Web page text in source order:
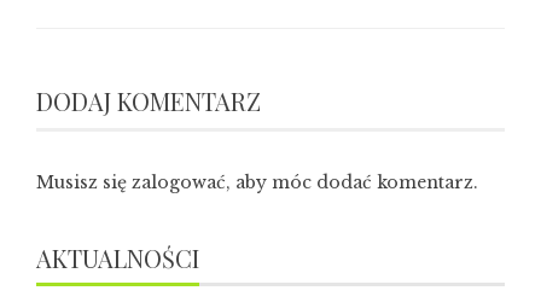
DODAJ KOMENTARZ
Musisz się zalogować, aby móc dodać komentarz.
AKTUALNOŚCI